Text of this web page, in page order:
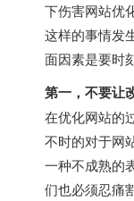
下伤害网站优
这样的事情发
面因素是要时
第一，不要让
在优化网站的
不时的对于网
一种不成熟的
们也必须忍痛